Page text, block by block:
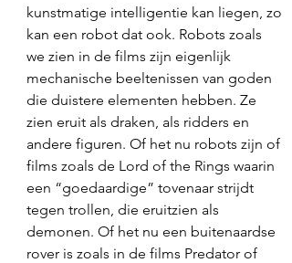
kunstmatige intelligentie kan liegen, zo
kan een robot dat ook. Robots zoals
we zien in de films zijn eigenlijk
mechanische beeltenissen van goden
die duistere elementen hebben. Ze
zien eruit als draken, als ridders en
andere figuren. Of het nu robots zijn of
films zoals de Lord of the Rings waarin
een “goedaardige” tovenaar strijdt
tegen trollen, die eruitzien als
demonen. Of het nu een buitenaardse
rover is zoals in de films Predator of